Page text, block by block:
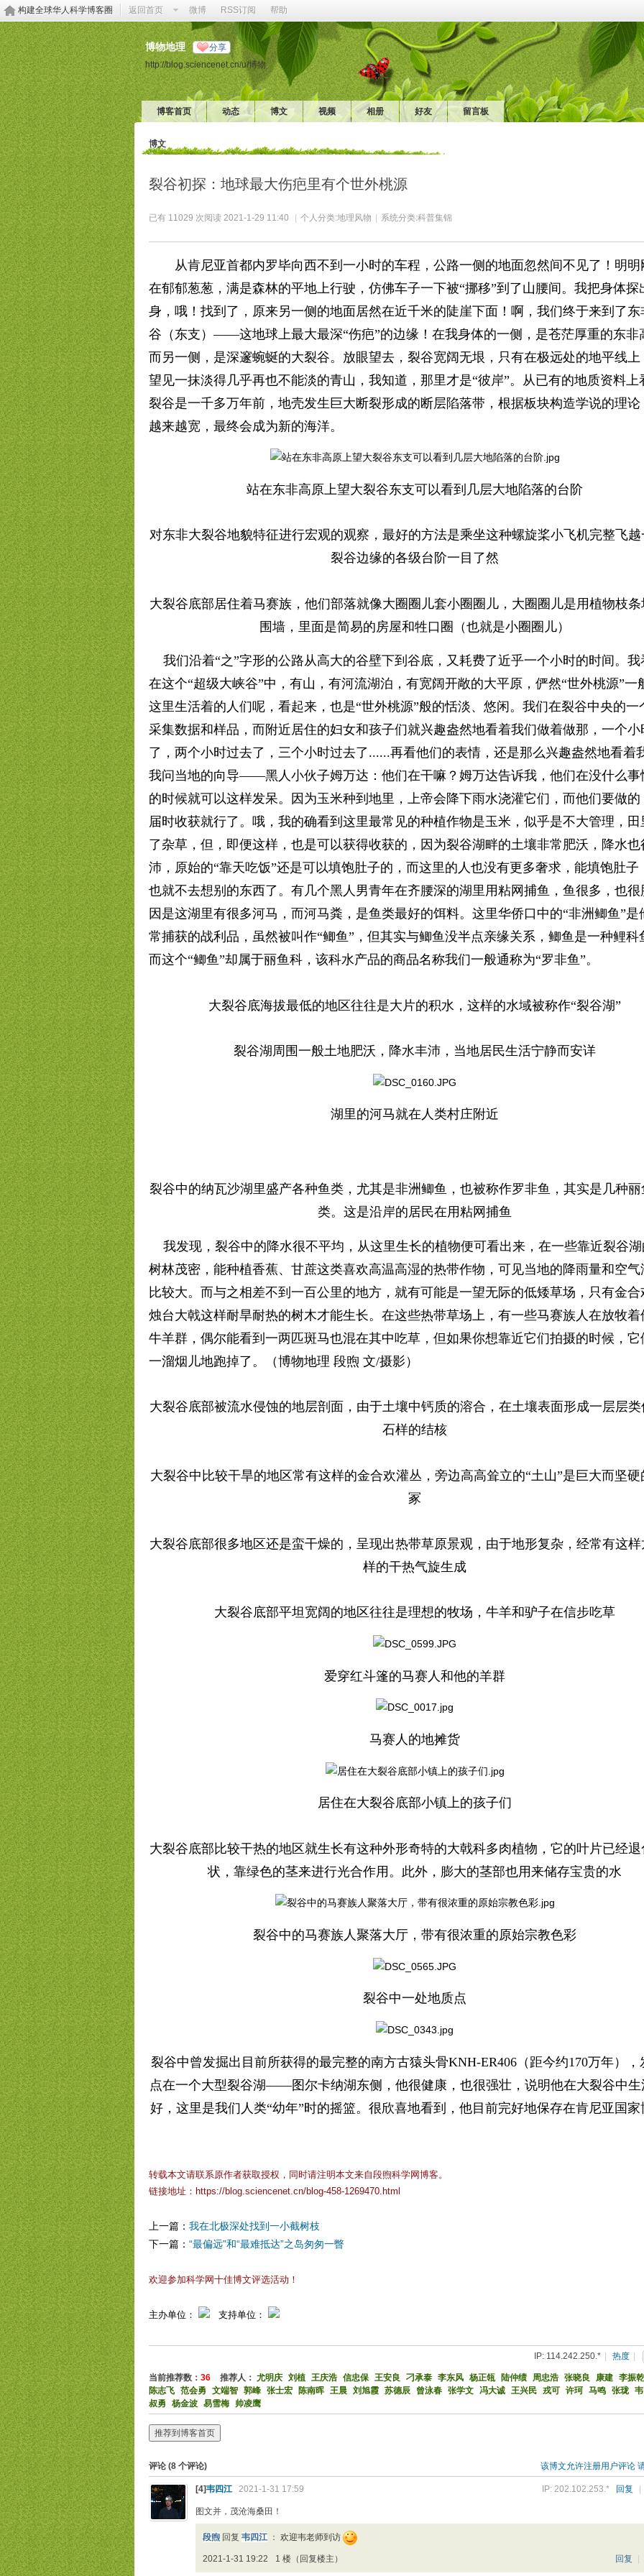
构建全球华人科学博客圈 返回首页 微博 RSS订阅 帮助
博物地理 分享
http://blog.sciencenet.cn/u/博物
博客首页 动态 博文 视频 相册 好友 留言板
博文
裂谷初探：地球最大伤疤里有个世外桃源
已有 11029 次阅读 2021-1-29 11:40 个人分类:地理风物 系统分类:科普集锦
从肯尼亚首都内罗毕向西不到一小时的车程，公路一侧的地面忽然间不见了！明明
在郁郁葱葱，满是森林的平地上行驶，仿佛车子一下被“挪移”到了山腰间。我把身体探
身，哦！找到了，原来另一侧的地面居然在近千米的陡崖下面！啊，我们终于来到了东
谷（东支）——这地球上最大最深“伤疤”的边缘！在我身体的一侧，是苍茫厚重的东非
而另一侧，是深邃蜿蜒的大裂谷。放眼望去，裂谷宽阔无垠，只有在极远处的地平线上
望见一抹淡得几乎再也不能淡的青山，我知道，那里才是“彼岸”。从已有的地质资料上
裂谷是一千多万年前，地壳发生巨大断裂形成的断层陷落带，根据板块构造学说的理论
越来越宽，最终会成为新的海洋。
站在东非高原上望大裂谷东支可以看到几层大地陷落的台阶
对东非大裂谷地貌特征进行宏观的观察，最好的方法是乘坐这种螺旋桨小飞机完整飞
裂谷边缘的各级台阶一目了然
大裂谷底部居住着马赛族，他们部落就像大圈圈儿套小圈圈儿，大圈圈儿是用植物枝
围墙，里面是简易的房屋和牲口圈（也就是小圈圈儿）
我们沿着“之”字形的公路从高大的谷壁下到谷底，又耗费了近乎一个小时的时间。我
在这个“超级大峡谷”中，有山，有河流湖泊，有宽阔开敞的大平原，俨然“世外桃源”一
这里生活着的人们呢，看起来，也是“世外桃源”般的恬淡、悠闲。我们在裂谷中央的一
采集数据和样品，而附近居住的妇女和孩子们就兴趣盎然地看着我们做着做那，一个小
了，两个小时过去了，三个小时过去了......再看他们的表情，还是那么兴趣盎然地看着
我问当地的向导——黑人小伙子姆万达：他们在干嘛？姆万达告诉我，他们在没什么事
的时候就可以这样发呆。因为玉米种到地里，上帝会降下雨水浇灌它们，而他们要做的
届时收获就行了。哦，我的确看到这里最常见的种植作物是玉米，似乎是不大管理，田
了杂草，但，即便这样，也是可以获得收获的，因为裂谷湖畔的土壤非常肥沃，降水也
沛，原始的“靠天吃饭”还是可以填饱肚子的，而这里的人也没有更多奢求，能填饱肚子
也就不去想别的东西了。有几个黑人男青年在齐腰深的湖里用粘网捕鱼，鱼很多，也很
因是这湖里有很多河马，而河马粪，是鱼类最好的饵料。这里华侨口中的“非洲鲫鱼”是
常捕获的战利品，虽然被叫作“鲫鱼”，但其实与鲫鱼没半点亲缘关系，鲫鱼是一种鲤科
而这个“鲫鱼”却属于丽鱼科，该科水产品的商品名称我们一般通称为“罗非鱼”。
大裂谷底海拔最低的地区往往是大片的积水，这样的水域被称作“裂谷湖”
裂谷湖周围一般土地肥沃，降水丰沛，当地居民生活宁静而安详
湖里的河马就在人类村庄附近
裂谷中的纳瓦沙湖里盛产各种鱼类，尤其是非洲鲫鱼，也被称作罗非鱼，其实是几种
类。这是沿岸的居民在用粘网捕鱼
我发现，裂谷中的降水很不平均，从这里生长的植物便可看出来，在一些靠近裂谷
树林茂密，能种植香蕉、甘蔗这类喜欢高温高湿的热带作物，可见当地的降雨量和空气
比较大。而与之相差不到一百公里的地方，就有可能是一望无际的低矮草场，只有金合
烛台大戟这样耐旱耐热的树木才能生长。在这些热带草场上，有一些马赛族人在放牧着
牛羊群，偶尔能看到一两匹斑马也混在其中吃草，但如果你想靠近它们拍摄的时候，它
一溜烟儿地跑掉了。（博物地理 段煦 文/摄影）
大裂谷底部被流水侵蚀的地层剖面，由于土壤中钙质的溶合，在土壤表面形成一层层
石样的结核
大裂谷中比较干旱的地区常有这样的金合欢灌丛，旁边高高耸立的“土山”是巨大而坚硬
冢
大裂谷底部很多地区还是蛮干燥的，呈现出热带草原景观，由于地形复杂，经常有这
样的干热气旋生成
大裂谷底部平坦宽阔的地区往往是理想的牧场，牛羊和驴子在信步吃草
爱穿红斗篷的马赛人和他的羊群
马赛人的地摊货
居住在大裂谷底部小镇上的孩子们
大裂谷底部比较干热的地区就生长有这种外形奇特的大戟科多肉植物，它的叶片已经
状，靠绿色的茎来进行光合作用。此外，膨大的茎部也用来储存宝贵的水
裂谷中的马赛族人聚落大厅，带有很浓重的原始宗教色彩
裂谷中一处地质点
裂谷中曾发掘出目前所获得的最完整的南方古猿头骨KNH-ER406（距今约170万年），
点在一个大型裂谷湖——图尔卡纳湖东侧，他很健康，也很强壮，说明他在大裂谷中生
好，这里是我们人类“幼年”时的摇篮。很欣喜地看到，他目前完好地保存在肯尼亚国家
转载本文请联系原作者获取授权，同时请注明本文来自段煦科学网博客。
链接地址： https://blog.sciencenet.cn/blog-458-1269470.html
上一篇： 我在北极深处找到一小截树枝
下一篇： “最偏远”和“最难抵达”之岛匆匆一瞥
欢迎参加科学网十佳博文评选活动！
主办单位： 支持单位：
IP: 114.242.250.* 热度
当前推荐数： 36 推荐人： 尤明庆 刘植 王庆浩 信忠保 王安良 刁承泰 李东风 杨正瓴 陆仲绩 周忠浩 张晓良 康建 李振乾
陈志飞 范会勇 文端智 郭峰 张士宏 陈南晖 王晨 刘旭霞 苏德辰 曾泳春 张学文 冯大诚 王兴民 戎可 许珂 马鸣 张珑
叔勇
杨金波 易雪梅 帅凌鹰
推荐到博客首页
该博文允许注册用户评论
评论 (8 个评论)
IP: 202.102.253.* 回复 |
[4]韦四江 2021-1-31 17:59
图文并，茂沧海桑田！
段煦 回复 韦四江 ： 欢迎韦老师到访
2021-1-31 19:22 1 楼（回复楼主） |
回复